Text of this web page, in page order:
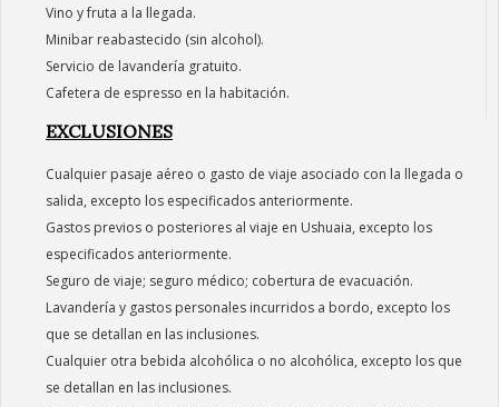
Vino y fruta a la llegada.
Minibar reabastecido (sin alcohol).
Servicio de lavandería gratuito.
Cafetera de espresso en la habitación.
EXCLUSIONES
Cualquier pasaje aéreo o gasto de viaje asociado con la llegada o
salida, excepto los especificados anteriormente.
Gastos previos o posteriores al viaje en Ushuaia, excepto los
especificados anteriormente.
Seguro de viaje; seguro médico; cobertura de evacuación.
Lavandería y gastos personales incurridos a bordo, excepto los
que se detallan en las inclusiones.
Cualquier otra bebida alcohólica o no alcohólica, excepto los que
se detallan en las inclusiones.